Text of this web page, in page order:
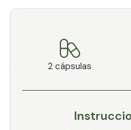
2 cápsulas